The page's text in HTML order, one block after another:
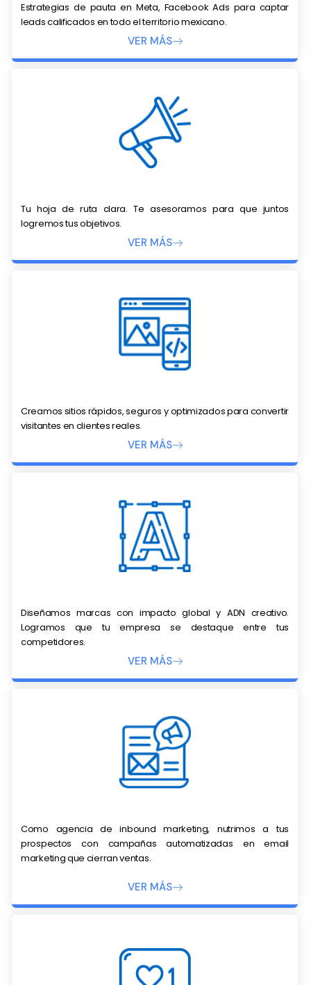
Estrategias de pauta en Meta, Facebook Ads para captar
leads calificados en todo el territorio mexicano.
VER MÁS
Tu hoja de ruta clara. Te asesoramos para que juntos
logremos tus objetivos.
VER MÁS
Creamos sitios rápidos, seguros y optimizados para convertir
visitantes en clientes reales.
VER MÁS
Diseñamos marcas con impacto global y ADN creativo.
Logramos que tu empresa se destaque entre tus
competidores.
VER MÁS
Como agencia de inbound marketing, nutrimos a tus
prospectos con campañas automatizadas en email
marketing que cierran ventas.
VER MÁS